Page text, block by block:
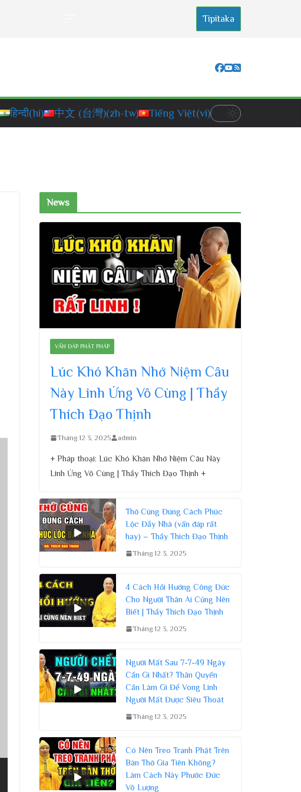
Tipitaka
हिन्दी(hi) 中文 (台灣)(zh-tw) Tiếng Việt(vi)
News
VẤN ĐÁP PHẬT PHÁP
Lúc Khó Khăn Nhớ Niệm Câu
Này Linh Ứng Vô Cùng | Thầy
Thích Đạo Thịnh
Tháng 12 3, 2025 admin
+ Pháp thoại: Lúc Khó Khăn Nhớ Niệm Câu Này
Linh Ứng Vô Cùng | Thầy Thích Đạo Thịnh +
Thờ Cúng Đúng Cách Phúc
Lộc Đầy Nhà (vấn đáp rất
hay) – Thầy Thích Đạo Thịnh
Tháng 12 3, 2025
4 Cách Hồi Hướng Công Đức
Cho Người Thân Ai Cũng Nên
Biết | Thầy Thích Đạo Thịnh
Tháng 12 3, 2025
Người Mất Sau 7-7-49 Ngày
Cần Gì Nhất? Thân Quyến
Cần Làm Gì Để Vong Linh
Người Mất Được Siêu Thoát
Tháng 12 3, 2025
Có Nên Treo Tranh Phật Trên
Bàn Thờ Gia Tiên Không?
Làm Cách Này Phước Đức
Vô Lượng